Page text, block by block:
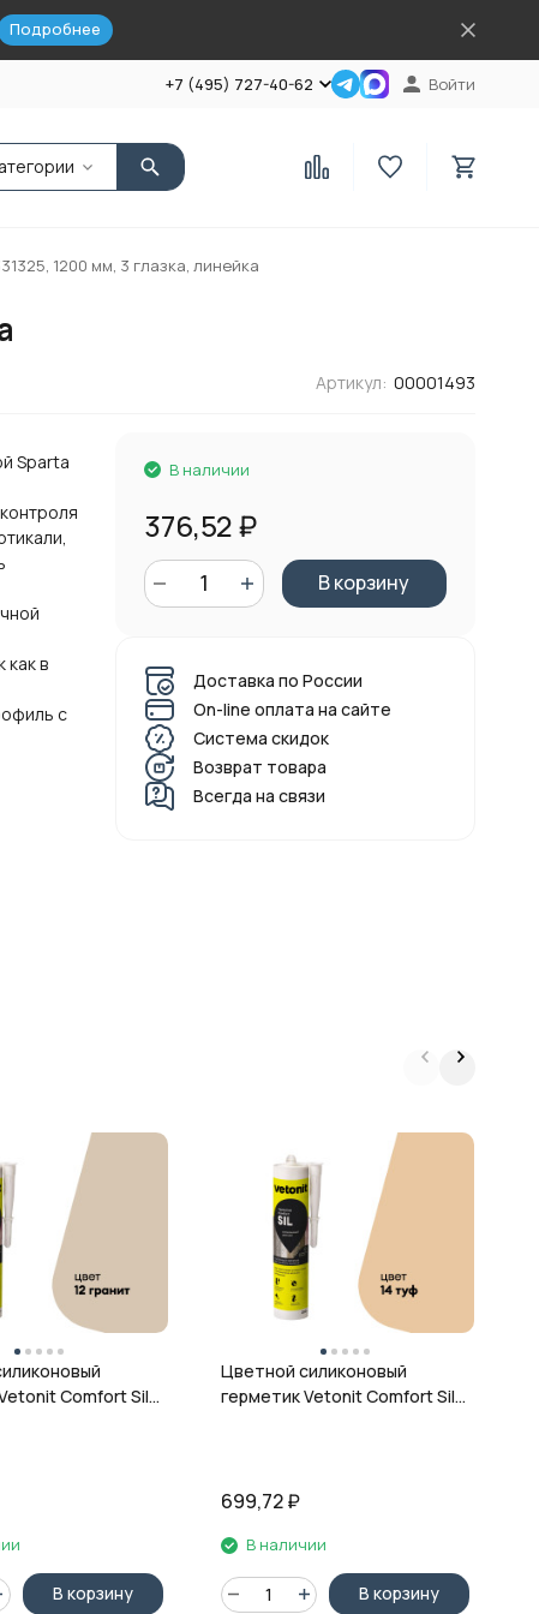
Подробнее
+7 (495) 727-40-62 Войти
1200 мм, 3 глазка, линейка
Артикул: 00001493
Sparta
как в
с
В наличии
376,52₽
В корзину
Доставка по России
On-line оплата на сайте
Система скидок
Возврат товара
Всегда на связи
Comfort Sil,
В корзину
Цветной силиконовый
герметик Vetonit Comfort Sil,
699,72₽
В наличии
В корзину